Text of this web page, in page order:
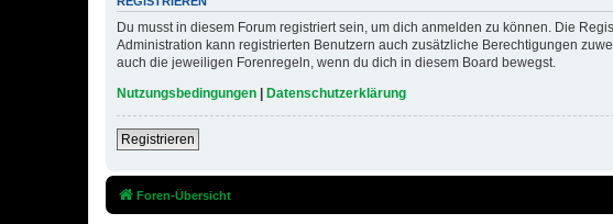
Du musst in diesem Forum registriert sein, um dich anmelden zu können. Die
Administration kann registrierten Benutzern auch zusätzliche Berechtigungen
auch die jeweiligen Forenregeln, wenn du dich in diesem Board bewegst.
Nutzungsbedingungen | Datenschutzerklärung
Registrieren
Foren-Übersicht